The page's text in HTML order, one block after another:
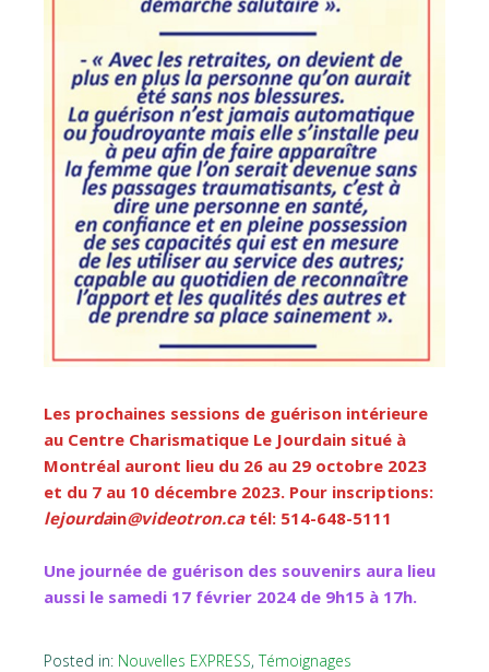
Les prochaines sessions de guérison intérieure
au Centre Charismatique Le Jourdain situé à
Montréal auront lieu du 26 au 29 octobre 2023
et du 7 au 10 décembre 2023. Pour inscriptions:
lejourdain@videotron.catél: 514-648-5111
Une journée de guérison des souvenirs aura lieu
aussi le samedi 17 février 2024 de 9h15 à 17h.
Posted in: Nouvelles EXPRESS,Témoignages